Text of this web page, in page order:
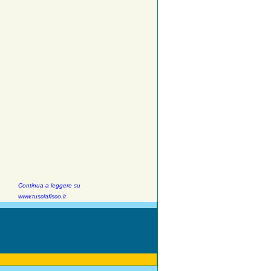
Continua a leggere su
www.tusciafisco.it